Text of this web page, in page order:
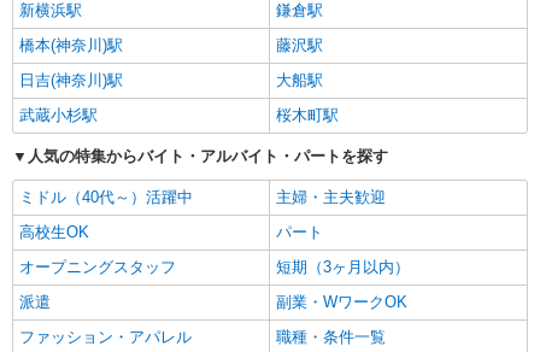
新横浜駅
鎌倉駅
橋本(神奈川)駅
藤沢駅
日吉(神奈川)駅
大船駅
武蔵小杉駅
桜木町駅
人気の特集からバイト・アルバイト・パートを探す
ミドル（40代～）活躍中
主婦・主夫歓迎
高校生OK
パート
オープニングスタッフ
短期（3ヶ月以内）
派遣
副業・WワークOK
ファッション・アパレル
職種・条件一覧